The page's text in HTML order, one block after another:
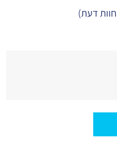
חוות דעת)